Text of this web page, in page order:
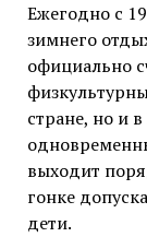
Ежегодно с
зимнего
официально
стране, но и
выходит
гонке
дети.